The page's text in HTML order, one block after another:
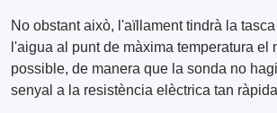
No obstant això, l'aïllament tindrà la
l'aigua al punt de màxima temperatura el
possible, de manera que la sonda no
senyal a la resistència elèctrica tan